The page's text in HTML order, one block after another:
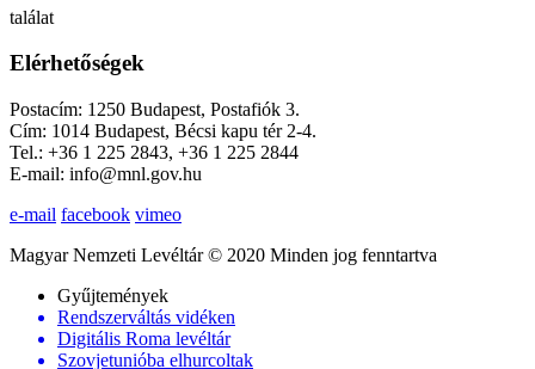
találat
Elérhetőségek
Postacím: 1250 Budapest, Postafiók 3.
Cím: 1014 Budapest, Bécsi kapu tér 2-4.
Tel.: +36 1 225 2843, +36 1 225 2844
E-mail: info@mnl.gov.hu
e-mail facebook vimeo
Magyar Nemzeti Levéltár © 2020 Minden jog fenntartva
Gyűjtemények
Rendszerváltás vidéken
Digitális Roma levéltár
Szovjetunióba elhurcoltak